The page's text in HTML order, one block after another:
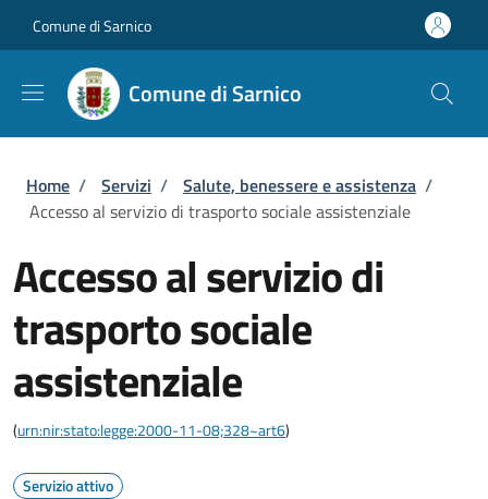
Comune di Sarnico
Comune di Sarnico
Briciole di pane
Home / Servizi / Salute, benessere e assistenza /
Accesso al servizio di trasporto sociale assistenziale
Accesso al servizio di
trasporto sociale
assistenziale
(urn:nir:stato:legge:2000-11-08;328~art6)
Servizio attivo